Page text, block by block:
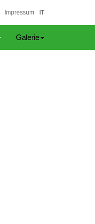
Galerie
Impressum IT